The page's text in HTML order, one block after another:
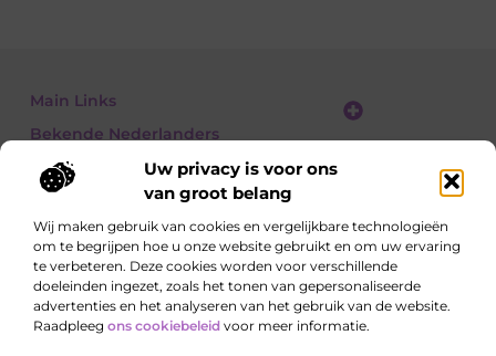
Uw privacy is voor ons
van groot belang
Wij maken gebruik van cookies en vergelijkbare technologieën
om te begrijpen hoe u onze website gebruikt en om uw ervaring
te verbeteren. Deze cookies worden voor verschillende
doeleinden ingezet, zoals het tonen van gepersonaliseerde
advertenties en het analyseren van het gebruik van de website.
Raadpleeg ons cookiebeleid voor meer informatie.
Main Links
Bekende Nederlanders
Ontdek, lees, leer – elke dag opnieuw
Artikelen vol kennis, meningen en inspirerende